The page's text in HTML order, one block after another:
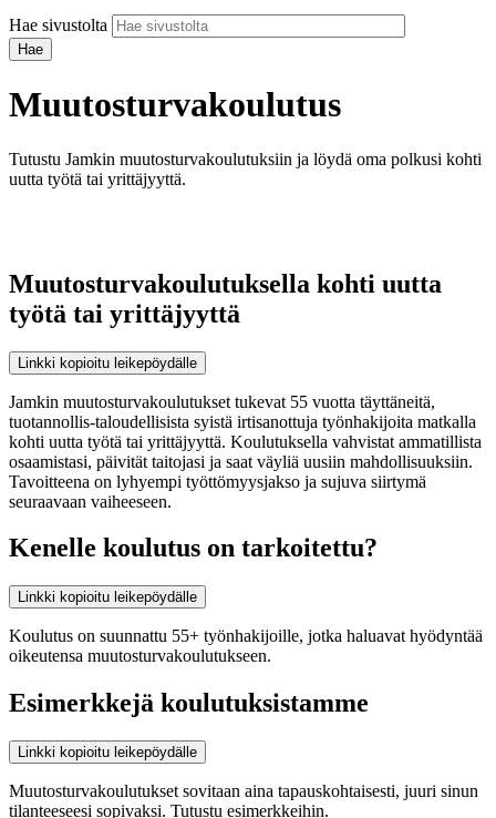
Hae sivustolta
Muutosturvakoulutus
Tutustu Jamkin muutosturvakoulutuksiin ja löydä oma polkusi kohti
uutta työtä tai yrittäjyyttä.
Muutosturvakoulutuksella kohti uutta
työtä tai yrittäjyyttä
Linkki kopioitu leikepöydälle
Jamkin muutosturvakoulutukset tukevat 55 vuotta täyttäneitä,
tuotannollis-taloudellisista syistä irtisanottuja työnhakijoita matkalla
kohti uutta työtä tai yrittäjyyttä. Koulutuksella vahvistat ammatillista
osaamistasi, päivität taitojasi ja saat väyliä uusiin mahdollisuuksiin.
Tavoitteena on lyhyempi työttömyysjakso ja sujuva siirtymä
seuraavaan vaiheeseen.
Kenelle koulutus on tarkoitettu?
Linkki kopioitu leikepöydälle
Koulutus on suunnattu 55+ työnhakijoille, jotka haluavat hyödyntää
oikeutensa muutosturvakoulutukseen.
Esimerkkejä koulutuksistamme
Linkki kopioitu leikepöydälle
Muutosturvakoulutukset sovitaan aina tapauskohtaisesti, juuri sinun
tilanteeseesi sopivaksi. Tutustu esimerkkeihin.